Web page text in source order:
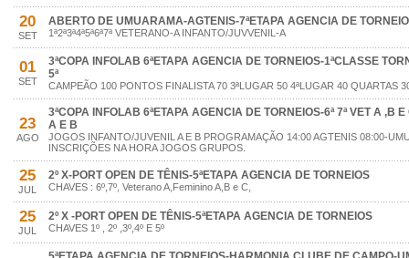
20
SET
ABERTO DE UMUARAMA-AGTENIS-7ªETAPA AGENCIA DE
1ª2ª3ª4ª5ª6ª7ª VETERANO-A INFANTO/JUVVENIL-A
01
SET
3ªCOPA INFOLAB 6ªETAPA AGENCIA DE TORNEIOS-1ªCLASSE
5ª
CAMPEÃO 100 PONTOS FINALISTA 70 3ªLUGAR 50 4ªLUGAR 40 QUARTAS
23
AGO
3ªCOPA INFOLAB 6ªETAPA AGENCIA DE TORNEIOS-6ª 7ª VET A ,B
A E B
JOGOS INFANTO/JUVENIL A E B PROGRAMAÇÃO 14:00 AGTENIS 08:00-
INSCRIÇÕES NA HORA JOGOS GRUPOS.
25
JUL
2º X-PORT OPEN DE TÊNIS-5ªETAPA AGENCIA DE TORNEIOS
CHAVES : 6º,7º, Veterano A,Feminino A,B e C,
25
JUL
2º X -PORT OPEN DE TÊNIS-5ªETAPA AGENCIA DE TORNEIOS
CHAVES 1º , 2º ,3º,4º E 5º